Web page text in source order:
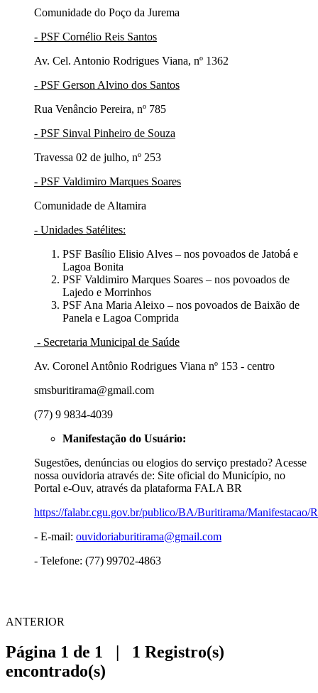
Comunidade do Poço da Jurema
- PSF Cornélio Reis Santos
Av. Cel. Antonio Rodrigues Viana, nº 1362
- PSF Gerson Alvino dos Santos
Rua Venâncio Pereira, nº 785
- PSF Sinval Pinheiro de Souza
Travessa 02 de julho, nº 253
- PSF Valdimiro Marques Soares
Comunidade de Altamira
- Unidades Satélites:
PSF Basílio Elisio Alves – nos povoados de Jatobá e
Lagoa Bonita
PSF Valdimiro Marques Soares – nos povoados de
Lajedo e Morrinhos
PSF Ana Maria Aleixo – nos povoados de Baixão de
Panela e Lagoa Comprida
- Secretaria Municipal de Saúde
Av. Coronel Antônio Rodrigues Viana nº 153 - centro
smsburitirama@gmail.com
(77) 9 9834-4039
Manifestação do Usuário:
Sugestões, denúncias ou elogios do serviço prestado? Acesse
nossa ouvidoria através de: Site oficial do Município, no
Portal e-Ouv, através da plataforma FALA BR
https://falabr.cgu.gov.br/publico/BA/Buritirama/Manifestacao/
- E-mail: ouvidoriaburitirama@gmail.com
- Telefone: (77) 99702-4863
ANTERIOR
Página 1 de 1 | 1 Registro(s)
encontrado(s)